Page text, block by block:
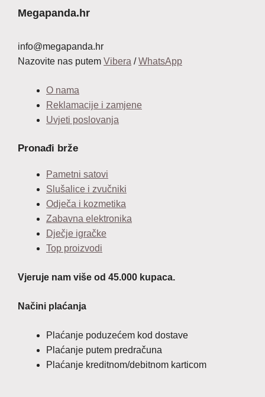
Megapanda.hr
info@megapanda.hr
Nazovite nas putem Vibera /WhatsApp
O nama
Reklamacije i zamjene
Uvjeti poslovanja
Pronađi brže
Pametni satovi
Slušalice i zvučniki
Odječa i kozmetika
Zabavna elektronika
Dječje igračke
Top proizvodi
Vjeruje nam više od 45.000 kupaca.
Načini plaćanja
Plaćanje poduzećem kod dostave
Plaćanje putem predračuna
Plaćanje kreditnom/debitnom karticom